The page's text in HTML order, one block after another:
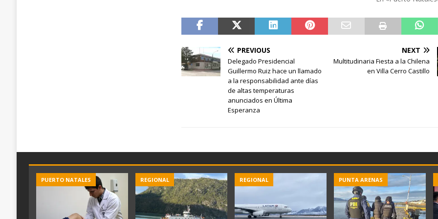
PREVIOUS
Delegado Presidencial
Guillermo Ruiz hace un llamado
a la responsabilidad ante días
de altas temperaturas
anunciados en Última
Esperanza
NEXT
Multitudinaria Fiesta a la Chilena
en Villa Cerro Castillo
PUERTO NATALES REGIONAL REGIONAL PUNTA ARENAS